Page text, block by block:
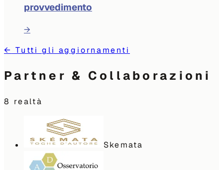
provvedimento
→
← Tutti gli aggiornamenti
Partner & Collaborazioni
8 realtà
Skemata